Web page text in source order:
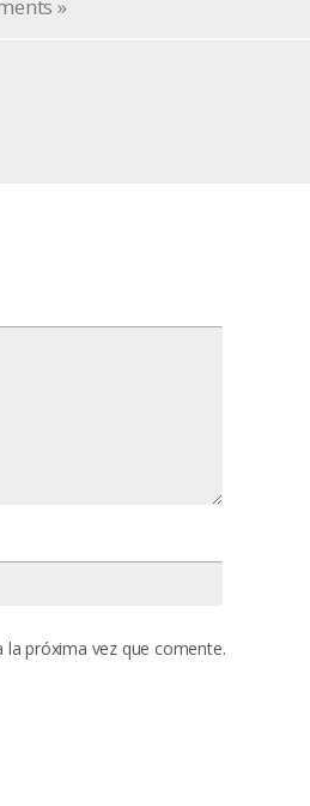
»
próxima vez que comente.